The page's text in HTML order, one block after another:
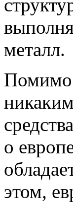
металл.
Помимо
о
этом,